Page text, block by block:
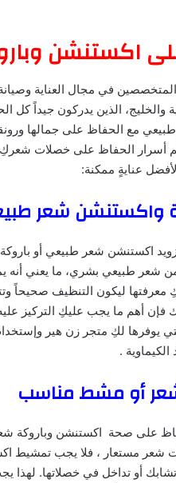
على اكستنشن
في مجال العناية
والخليج، الذين يدركون جيداً
مع الحفاظ على جمالها
أسرار الحفاظ على خصلات شعركِ
عنايةٍ ممكنة:
واكستنشن شعر
اكستنشن شعر طبيعي أو
شعر طبيعي بشري، ما يعني أنه
معرفتها ليكون التنظيف صحيحاً
فإن أهم ما يجب عليكِ التركيز
يوفرها لكِ متجر زن هير
.
شعر أو مشط مناسب
على صحة اكستنشن وباروكة شعر
مستعار ، فلا يجب تمشيط
أو تداخل في خصلاتها.